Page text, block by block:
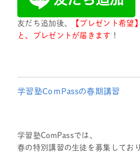
友だち追加後、
【プレゼント希望
と、プレゼントが届きます ！
学習塾CoｍPassの春期講習
学習塾ComPassでは、
春の特別講習の生徒を募集してお